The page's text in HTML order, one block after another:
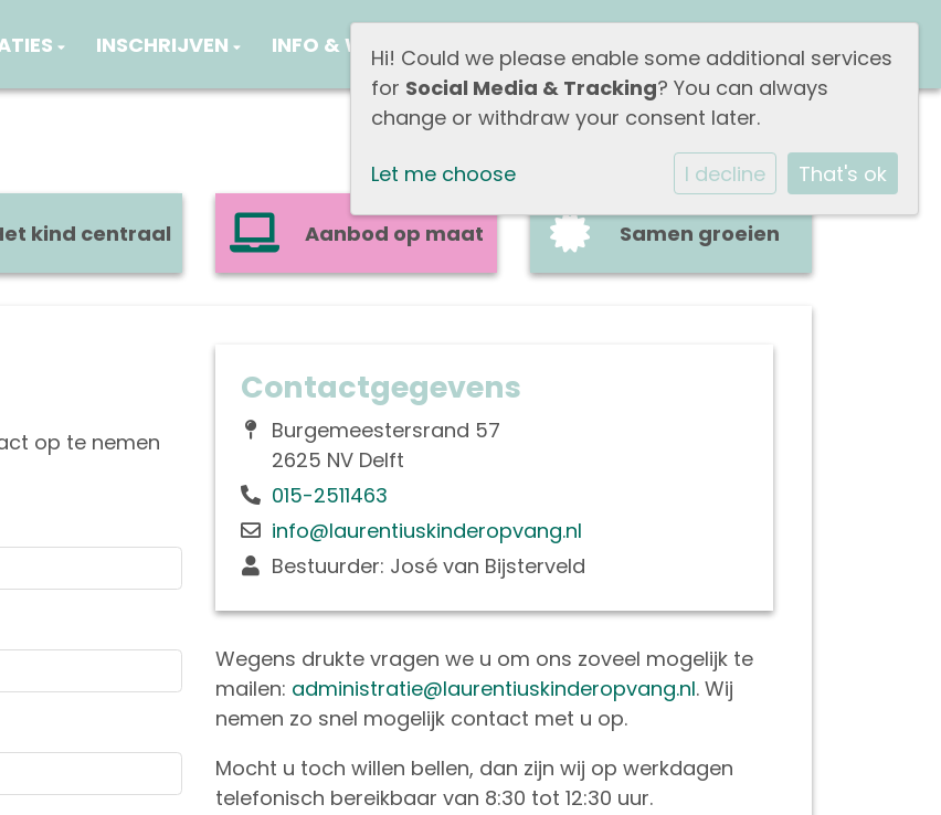
INSCHRIJVEN INFO & WERKWIJZE WERKEN BIJ CONTACT
kind centraal Aanbod op maat Samen groeien
op te nemen
Contactgegevens
Burgemeestersrand 57
2625 NV Delft
015-2511463
info@laurentiuskinderopvang.nl
Bestuurder: José van Bijsterveld
Wegens drukte vragen we u om ons zoveel mogelijk te
mailen: administratie@laurentiuskinderopvang.nl. Wij
nemen zo snel mogelijk contact met u op.
Mocht u toch willen bellen, dan zijn wij op werkdagen
telefonisch bereikbaar van 8:30 tot 12:30 uur.
Hi! Could we please enable some additional services
for Social Media & Tracking? You can always
change or withdraw your consent later.
Let me choose I decline That's ok